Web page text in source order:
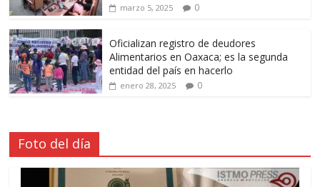
marzo 5, 2025 0
Oficializan registro de deudores
Alimentarios en Oaxaca; es la segunda
entidad del país en hacerlo
enero 28, 2025 0
Foto del día